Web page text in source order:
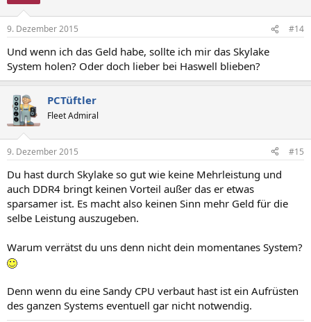
9. Dezember 2015 #14
Und wenn ich das Geld habe, sollte ich mir das Skylake
System holen? Oder doch lieber bei Haswell blieben?
PCTüftler
Fleet Admiral
9. Dezember 2015 #15
Du hast durch Skylake so gut wie keine Mehrleistung und
auch DDR4 bringt keinen Vorteil außer das er etwas
sparsamer ist. Es macht also keinen Sinn mehr Geld für die
selbe Leistung auszugeben.
Warum verrätst du uns denn nicht dein momentanes System?
Denn wenn du eine Sandy CPU verbaut hast ist ein Aufrüsten
des ganzen Systems eventuell gar nicht notwendig.